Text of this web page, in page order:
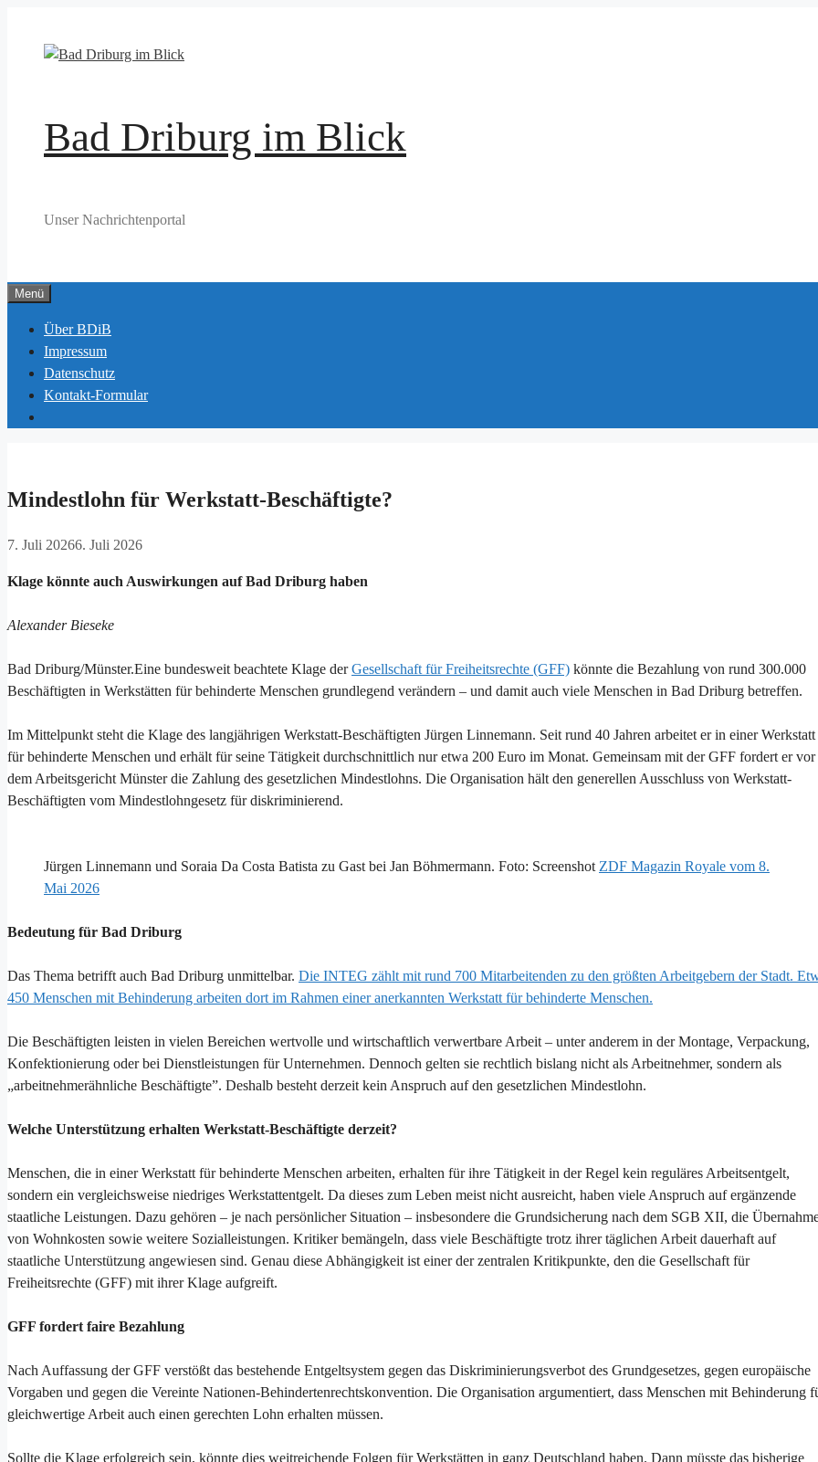
springen
Bad Driburg im Blick
Unser Nachrichtenportal
Menü
Über BDiB
Impressum
Datenschutz
Kontakt-Formular
Mindestlohn für Werkstatt-Beschäftigte?
7. Juli 20266. Juli 2026
Klage könnte auch Auswirkungen auf Bad Driburg haben
Alexander Bieseke
Bad Driburg/Münster.Eine bundesweit beachtete Klage derGesellschaft für Freiheitsrechte (GFF) könnte die Bezahlung von rund 300.000
Beschäftigten in Werkstätten für behinderte Menschen grundlegend verändern – und damit auch viele Menschen in Bad Driburg betreffen.
Im Mittelpunkt steht die Klage des langjährigen Werkstatt-Beschäftigten Jürgen Linnemann. Seit rund 40 Jahren arbeitet er in einer Werkstatt
für behinderte Menschen und erhält für seine Tätigkeit durchschnittlich nur etwa 200 Euro im Monat. Gemeinsam mit der GFF fordert er vor
dem Arbeitsgericht Münster die Zahlung des gesetzlichen Mindestlohns. Die Organisation hält den generellen Ausschluss von Werkstatt-
Beschäftigten vom Mindestlohngesetz für diskriminierend.
Jürgen Linnemann und Soraia Da Costa Batista zu Gast bei Jan Böhmermann. Foto: Screenshot ZDF Magazin Royale vom 8.
Mai 2026
Bedeutung für Bad Driburg
Das Thema betrifft auch Bad Driburg unmittelbar. Die INTEG zählt mit rund 700 Mitarbeitenden zu den größten Arbeitgebern der Stadt.
450 Menschen mit Behinderung arbeiten dort im Rahmen einer anerkannten Werkstatt für behinderte Menschen.
Die Beschäftigten leisten in vielen Bereichen wertvolle und wirtschaftlich verwertbare Arbeit – unter anderem in der Montage, Verpackung,
Konfektionierung oder bei Dienstleistungen für Unternehmen. Dennoch gelten sie rechtlich bislang nicht als Arbeitnehmer, sondern als
„arbeitnehmerähnliche Beschäftigte”. Deshalb besteht derzeit kein Anspruch auf den gesetzlichen Mindestlohn.
Welche Unterstützung erhalten Werkstatt-Beschäftigte derzeit?
Menschen, die in einer Werkstatt für behinderte Menschen arbeiten, erhalten für ihre Tätigkeit in der Regel kein reguläres Arbeitsentgelt,
sondern ein vergleichsweise niedriges Werkstattentgelt. Da dieses zum Leben meist nicht ausreicht, haben viele Anspruch auf ergänzende
staatliche Leistungen. Dazu gehören – je nach persönlicher Situation – insbesondere die Grundsicherung nach dem SGB XII, die
von Wohnkosten sowie weitere Sozialleistungen. Kritiker bemängeln, dass viele Beschäftigte trotz ihrer täglichen Arbeit dauerhaft auf
staatliche Unterstützung angewiesen sind. Genau diese Abhängigkeit ist einer der zentralen Kritikpunkte, den die Gesellschaft für
Freiheitsrechte (GFF) mit ihrer Klage aufgreift.
GFF fordert faire Bezahlung
Nach Auffassung der GFF verstößt das bestehende Entgeltsystem gegen das Diskriminierungsverbot des Grundgesetzes, gegen europäische
Vorgaben und gegen die Vereinte Nationen-Behindertenrechtskonvention. Die Organisation argumentiert, dass Menschen mit Behinderung
gleichwertige Arbeit auch einen gerechten Lohn erhalten müssen.
Sollte die Klage erfolgreich sein, könnte dies weitreichende Folgen für Werkstätten in ganz Deutschland haben. Dann müsste das bisherige